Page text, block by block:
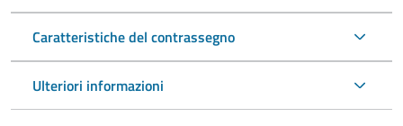
Caratteristiche del contrassegno
Ulteriori informazioni